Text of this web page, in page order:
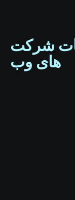
شرکت
های وب